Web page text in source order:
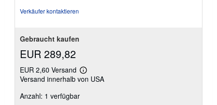
Verkäufer kontaktieren
Gebraucht kaufen
EUR 289,82
EUR 2,60 Versand
Weitere
Informationen
Versand innerhalb von USA
Anzahl: 1 verfügbar